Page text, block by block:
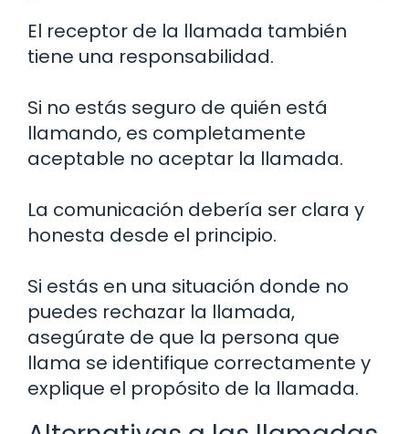
El receptor de la llamada también
tiene una responsabilidad.
Si no estás seguro de quién está
llamando, es completamente
aceptable no aceptar la llamada.
La comunicación debería ser clara y
honesta desde el principio.
Si estás en una situación donde no
puedes rechazar la llamada,
asegúrate de que la persona que
llama se identifique correctamente y
explique el propósito de la llamada.